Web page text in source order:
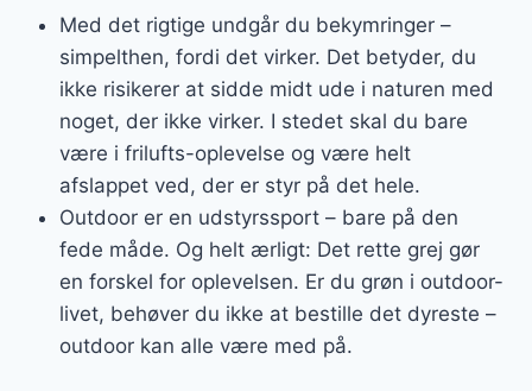
Med det rigtige undgår du bekymringer –
simpelthen, fordi det virker. Det betyder, du
ikke risikerer at sidde midt ude i naturen med
noget, der ikke virker. I stedet skal du bare
være i frilufts-oplevelse og være helt
afslappet ved, der er styr på det hele.
Outdoor er en udstyrssport – bare på den
fede måde. Og helt ærligt: Det rette grej gør
en forskel for oplevelsen. Er du grøn i outdoor-
livet, behøver du ikke at bestille det dyreste –
outdoor kan alle være med på.